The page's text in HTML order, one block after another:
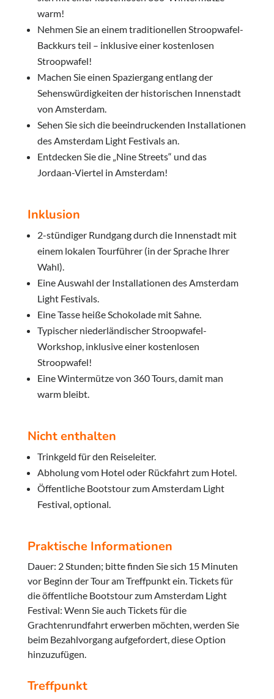
warm!
Nehmen Sie an einem traditionellen Stroopwafel-
Backkurs teil – inklusive einer kostenlosen
Stroopwafel!
Machen Sie einen Spaziergang entlang der
Sehenswürdigkeiten der historischen Innenstadt
von Amsterdam.
Sehen Sie sich die beeindruckenden Installationen
des Amsterdam Light Festivals an.
Entdecken Sie die „Nine Streets“ und das
Jordaan-Viertel in Amsterdam!
Inklusion
2-stündiger Rundgang durch die Innenstadt mit
einem lokalen Tourführer (in der Sprache Ihrer
Wahl).
Eine Auswahl der Installationen des Amsterdam
Light Festivals.
Eine Tasse heiße Schokolade mit Sahne.
Typischer niederländischer Stroopwafel-
Workshop, inklusive einer kostenlosen
Stroopwafel!
Eine Wintermütze von 360 Tours, damit man
warm bleibt.
Nicht enthalten
Trinkgeld für den Reiseleiter.
Abholung vom Hotel oder Rückfahrt zum Hotel.
Öffentliche Bootstour zum Amsterdam Light
Festival, optional.
Praktische Informationen
Dauer: 2 Stunden; bitte finden Sie sich 15 Minuten
vor Beginn der Tour am Treffpunkt ein. Tickets für
die öffentliche Bootstour zum Amsterdam Light
Festival: Wenn Sie auch Tickets für die
Grachtenrundfahrt erwerben möchten, werden Sie
beim Bezahlvorgang aufgefordert, diese Option
hinzuzufügen.
Treffpunkt